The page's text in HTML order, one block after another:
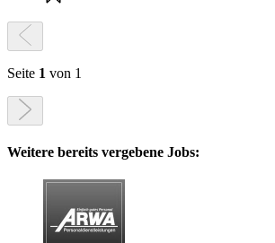
Seite 1 von 1
Weitere bereits vergebene Jobs: